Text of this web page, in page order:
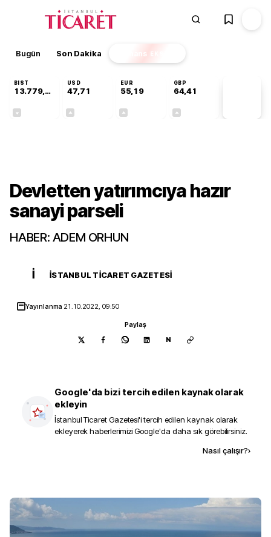
Bugün Son Dakika Finans EKSTRA
BIST
13.779,39
USD
47,71
EUR
55,19
GBP
64,41
Devletten yatırımcıya hazır
sanayi parseli
HABER: ADEM ORHUN
İ İSTANBUL TICARET GAZETESI
Yayınlanma 21.10.2022, 09:50
Paylaş
N
Google'da bizi tercih edilen kaynak olarak
ekleyin
İstanbul Ticaret Gazetesi'i tercih edilen kaynak olarak
ekleyerek haberlerimizi Google'da daha sık görebilirsiniz.
Nasıl çalışır?›